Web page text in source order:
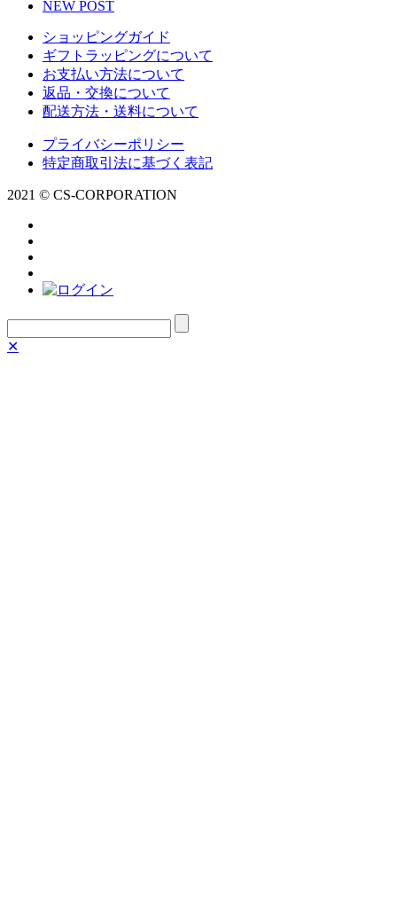
NEW POST
ショッピングガイド
ギフトラッピングについて
お支払い方法について
返品・交換について
配送方法・送料について
プライバシーポリシー
特定商取引法に基づく表記
2021 © CS-CORPORATION
✕